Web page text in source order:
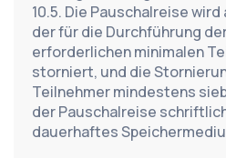
10.5. Die Pauschalreise
der für die Durchführung
erforderlichen minimalen
storniert, und die
Teilnehmer mindestens
der Pauschalreise
dauerhaftes